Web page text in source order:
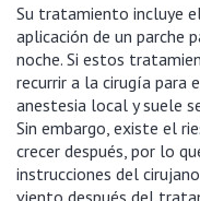
Su tratamiento incluye
aplicación de un parche
noche. Si estos
recurrir a la cirugía para
anestesia local y suele
Sin embargo, existe el
crecer después, por lo
instrucciones del
viento después del